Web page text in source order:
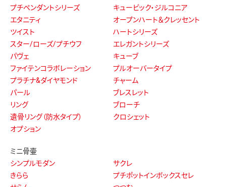
プチペンダントシリーズ
キュービック・ジルコニア
エタニティ
オープンハート＆クレッセント
ツイスト
ハートシリーズ
スター/ローズ/プチウフ
エレガントシリーズ
パヴェ
キューブ
ファイテンコラボレーション
プルオーバータイプ
プラチナ&ダイヤモンド
チャーム
パール
ブレスレット
リング
ブローチ
遺骨リング（防水タイプ）
クロシェット
オプション
ミニ骨壷
シンプルモダン
サクレ
きらら
プチポットインボックスセレ